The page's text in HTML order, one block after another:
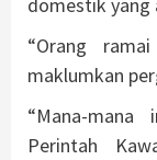
domestik yang
“Orang
maklumkan
“Mana-
Perintah